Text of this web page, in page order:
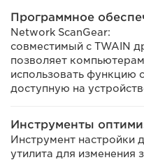
Программное
Network ScanGear:
совместимый с TWAIN
позволяет
использовать функцию
доступную на
Инструменты
Инструмент настройки
утилита для изменения